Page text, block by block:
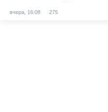
вчера, 16:08 275